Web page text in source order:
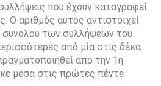
που έχουν καταγραφεί
Ο αριθμός αυτός αντιστοιχεί
των συλλήψεων του
από μία στις δέκα
από την 1η
μέσα στις πρώτες πέντε